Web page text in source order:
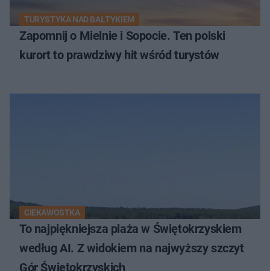
TURYSTYKA NAD BAŁTYKIEM
Zapomnij o Mielnie i Sopocie. Ten polski
kurort to prawdziwy hit wśród turystów
CIEKAWOSTKA
To najpiękniejsza plaża w Świętokrzyskiem
według AI. Z widokiem na najwyższy szczyt
Gór Świętokrzyskich